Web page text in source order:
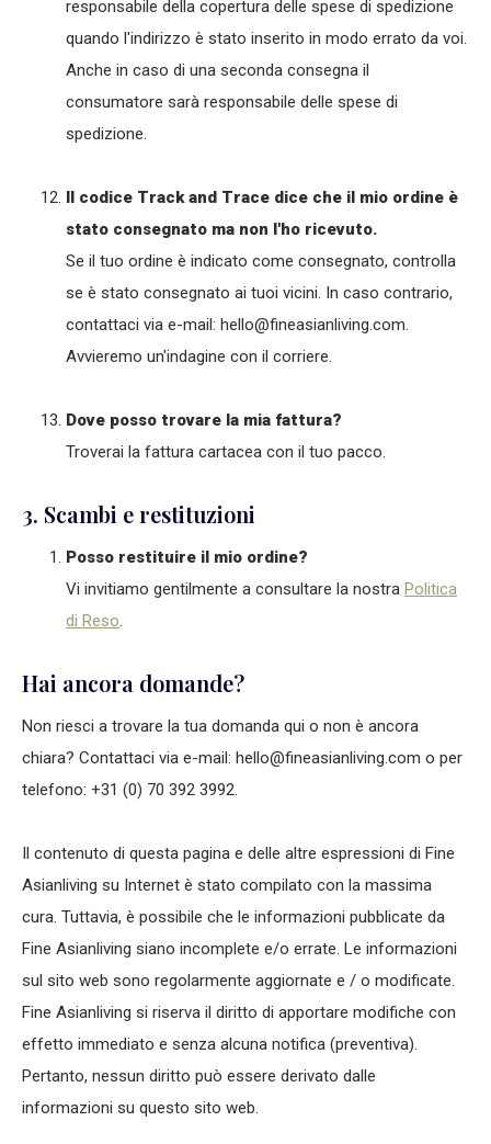
responsabile della copertura delle spese di spedizione
quando l'indirizzo è stato inserito in modo errato da voi.
Anche in caso di una seconda consegna il
consumatore sarà responsabile delle spese di
spedizione.
Il codice Track and Trace dice che il mio ordine è
stato consegnato ma non l'ho ricevuto.
Se il tuo ordine è indicato come consegnato, controlla
se è stato consegnato ai tuoi vicini. In caso contrario,
contattaci via e-mail: hello@fineasianliving.com.
Avvieremo un'indagine con il corriere.
Dove posso trovare la mia fattura?
Troverai la fattura cartacea con il tuo pacco.
3. Scambi e restituzioni
Posso restituire il mio ordine?
Vi invitiamo gentilmente a consultare la nostra Politica
di Reso.
Hai ancora domande?
Non riesci a trovare la tua domanda qui o non è ancora
chiara? Contattaci via e-mail: hello@fineasianliving.com o per
telefono: +31 (0) 70 392 3992.
Il contenuto di questa pagina e delle altre espressioni di Fine
Asianliving su Internet è stato compilato con la massima
cura. Tuttavia, è possibile che le informazioni pubblicate da
Fine Asianliving siano incomplete e/o errate. Le informazioni
sul sito web sono regolarmente aggiornate e / o modificate.
Fine Asianliving si riserva il diritto di apportare modifiche con
effetto immediato e senza alcuna notifica (preventiva).
Pertanto, nessun diritto può essere derivato dalle
informazioni su questo sito web.